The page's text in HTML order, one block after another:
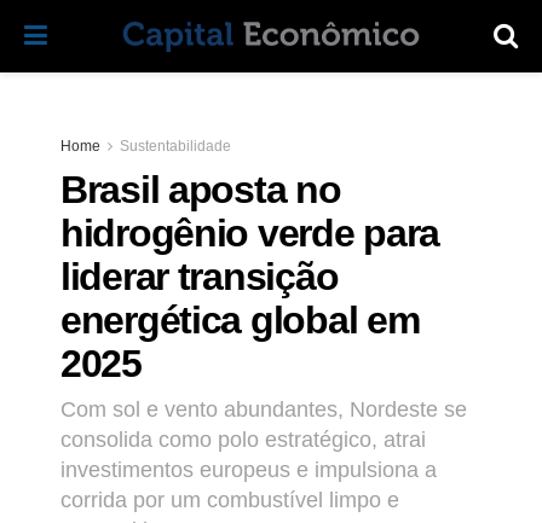
Home Sustentabilidade
Brasil aposta no
hidrogênio verde para
liderar transição
energética global em
2025
Com sol e vento abundantes, Nordeste se
consolida como polo estratégico, atrai
investimentos europeus e impulsiona a
corrida por um combustível limpo e